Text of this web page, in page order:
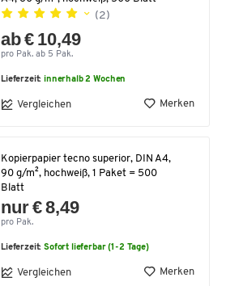
(2)
ab € 10,49
pro Pak. ab 5 Pak.
Lieferzeit:innerhalb 2 Wochen
Vergleichen Merken
Kopierpapier tecno superior, DIN A4,
90 g/m², hochweiß, 1 Paket = 500
Blatt
nur € 8,49
pro Pak.
Lieferzeit:Sofort lieferbar (1-2 Tage)
Vergleichen Merken